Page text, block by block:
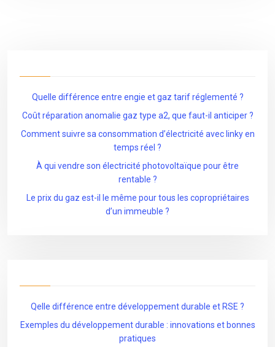
Quelle différence entre engie et gaz tarif réglementé ?
Coût réparation anomalie gaz type a2, que faut-il anticiper ?
Comment suivre sa consommation d’électricité avec linky en
temps réel ?
À qui vendre son électricité photovoltaïque pour être
rentable ?
Le prix du gaz est-il le même pour tous les copropriétaires
d’un immeuble ?
Qelle différence entre développement durable et RSE ?
Exemples du développement durable : innovations et bonnes
pratiques